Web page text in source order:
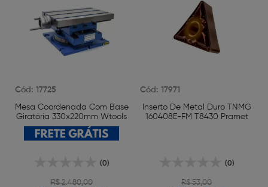
Cód: 17725
Mesa Coordenada Com Base
Giratória 330x220mm Wtools
(0)
R$ 2.480,00
Cód: 17971
Inserto De Metal Duro TNMG
160408E-FM T8430 Pramet
(0)
R$ 53,00